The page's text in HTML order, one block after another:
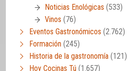
Noticias Enológicas (533)
Vinos (76)
Eventos Gastronómicos (2.762)
Formación (245)
Historia de la gastronomía (121)
Hoy Cocinas Tú (1.657)